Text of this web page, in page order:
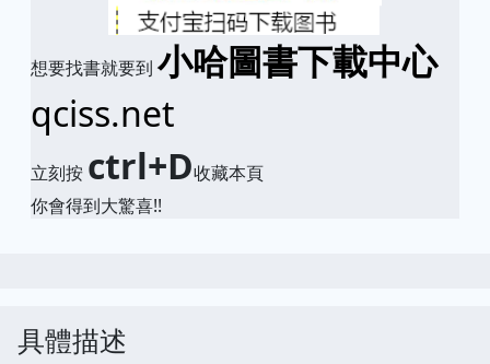
想要找書就要到 小哈圖書下載中心
qciss.net
立刻按 ctrl+D收藏本頁
你會得到大驚喜!!
具體描述